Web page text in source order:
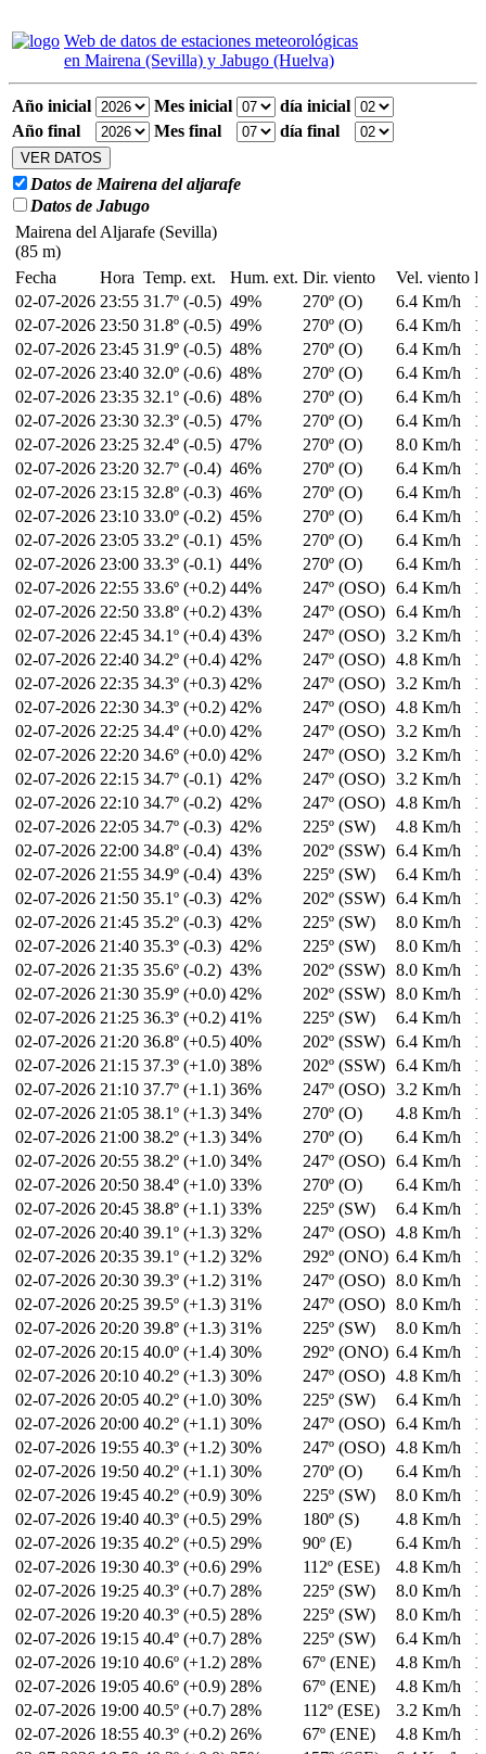
Web de datos de estaciones meteorológicas
en Mairena (Sevilla) y Jabugo (Huelva)
Año inicial Mes inicial
día inicial
Año final
Mes final día final
Datos de Mairena del aljarafe
Datos de Jabugo
Mairena del Aljarafe (Sevilla)
(85 m)
Fecha
Hora Temp. ext. Hum. ext. Dir. viento Vel. viento
02-07-2026 23:55 31.7º (-0.5) 49% 270º (O) 6.4 Km/h
02-07-2026 23:50 31.8º (-0.5) 49% 270º (O) 6.4 Km/h
02-07-2026 23:45 31.9º (-0.5) 48% 270º (O) 6.4 Km/h
02-07-2026 23:40 32.0º (-0.6) 48% 270º (O) 6.4 Km/h
02-07-2026 23:35 32.1º (-0.6) 48% 270º (O) 6.4 Km/h
02-07-2026 23:30 32.3º (-0.5) 47% 270º (O) 6.4 Km/h
02-07-2026 23:25 32.4º (-0.5) 47% 270º (O) 8.0 Km/h
02-07-2026 23:20 32.7º (-0.4) 46% 270º (O) 6.4 Km/h
02-07-2026 23:15 32.8º (-0.3) 46% 270º (O) 6.4 Km/h
02-07-2026 23:10 33.0º (-0.2) 45% 270º (O) 6.4 Km/h
02-07-2026 23:05 33.2º (-0.1) 45% 270º (O) 6.4 Km/h
02-07-2026 23:00 33.3º (-0.1) 44% 270º (O) 6.4 Km/h
02-07-2026 22:55 33.6º (+0.2) 44% 247º (OSO) 6.4 Km/h
02-07-2026 22:50 33.8º (+0.2) 43% 247º (OSO) 6.4 Km/h
02-07-2026 22:45 34.1º (+0.4) 43% 247º (OSO) 3.2 Km/h
02-07-2026 22:40 34.2º (+0.4) 42% 247º (OSO) 4.8 Km/h
02-07-2026 22:35 34.3º (+0.3) 42% 247º (OSO) 3.2 Km/h
02-07-2026 22:30 34.3º (+0.2) 42% 247º (OSO) 4.8 Km/h
02-07-2026 22:25 34.4º (+0.0) 42% 247º (OSO) 3.2 Km/h
02-07-2026 22:20 34.6º (+0.0) 42% 247º (OSO) 3.2 Km/h
02-07-2026 22:15 34.7º (-0.1) 42% 247º (OSO) 3.2 Km/h
02-07-2026 22:10 34.7º (-0.2) 42% 247º (OSO) 4.8 Km/h
02-07-2026 22:05 34.7º (-0.3) 42% 225º (SW) 4.8 Km/h
02-07-2026 22:00 34.8º (-0.4) 43% 202º (SSW) 6.4 Km/h
02-07-2026 21:55 34.9º (-0.4) 43% 225º (SW) 6.4 Km/h
02-07-2026 21:50 35.1º (-0.3) 42% 202º (SSW) 6.4 Km/h
02-07-2026 21:45 35.2º (-0.3) 42% 225º (SW) 8.0 Km/h
02-07-2026 21:40 35.3º (-0.3) 42% 225º (SW) 8.0 Km/h
02-07-2026 21:35 35.6º (-0.2) 43% 202º (SSW) 8.0 Km/h
02-07-2026 21:30 35.9º (+0.0) 42% 202º (SSW) 8.0 Km/h
02-07-2026 21:25 36.3º (+0.2) 41% 225º (SW) 6.4 Km/h
02-07-2026 21:20 36.8º (+0.5) 40% 202º (SSW) 6.4 Km/h
02-07-2026 21:15 37.3º (+1.0) 38% 202º (SSW) 6.4 Km/h
02-07-2026 21:10 37.7º (+1.1) 36% 247º (OSO) 3.2 Km/h
02-07-2026 21:05 38.1º (+1.3) 34% 270º (O) 4.8 Km/h
02-07-2026 21:00 38.2º (+1.3) 34% 270º (O) 6.4 Km/h
02-07-2026 20:55 38.2º (+1.0) 34% 247º (OSO) 6.4 Km/h
02-07-2026 20:50 38.4º (+1.0) 33% 270º (O) 6.4 Km/h
02-07-2026 20:45 38.8º (+1.1) 33% 225º (SW) 6.4 Km/h
02-07-2026 20:40 39.1º (+1.3) 32% 247º (OSO) 4.8 Km/h
02-07-2026 20:35 39.1º (+1.2) 32% 292º (ONO) 6.4 Km/h
02-07-2026 20:30 39.3º (+1.2) 31% 247º (OSO) 8.0 Km/h
02-07-2026 20:25 39.5º (+1.3) 31% 247º (OSO) 8.0 Km/h
02-07-2026 20:20 39.8º (+1.3) 31% 225º (SW) 8.0 Km/h
02-07-2026 20:15 40.0º (+1.4) 30% 292º (ONO) 6.4 Km/h
02-07-2026 20:10 40.2º (+1.3) 30% 247º (OSO) 4.8 Km/h
02-07-2026 20:05 40.2º (+1.0) 30% 225º (SW) 6.4 Km/h
02-07-2026 20:00 40.2º (+1.1) 30% 247º (OSO) 6.4 Km/h
02-07-2026 19:55 40.3º (+1.2) 30% 247º (OSO) 4.8 Km/h
02-07-2026 19:50 40.2º (+1.1) 30% 270º (O) 6.4 Km/h
02-07-2026 19:45 40.2º (+0.9) 30% 225º (SW) 8.0 Km/h
02-07-2026 19:40 40.3º (+0.5) 29% 180º (S) 4.8 Km/h
02-07-2026 19:35 40.2º (+0.5) 29% 90º (E) 6.4 Km/h
02-07-2026 19:30 40.3º (+0.6) 29% 112º (ESE) 4.8 Km/h
02-07-2026 19:25 40.3º (+0.7) 28% 225º (SW) 8.0 Km/h
02-07-2026 19:20 40.3º (+0.5) 28% 225º (SW) 8.0 Km/h
02-07-2026 19:15 40.4º (+0.7) 28% 225º (SW) 6.4 Km/h
02-07-2026 19:10 40.6º (+1.2) 28% 67º (ENE) 4.8 Km/h
02-07-2026 19:05 40.6º (+0.9) 28% 67º (ENE) 4.8 Km/h
02-07-2026 19:00 40.5º (+0.7) 28% 112º (ESE) 3.2 Km/h
02-07-2026 18:55 40.3º (+0.2) 26% 67º (ENE) 4.8 Km/h